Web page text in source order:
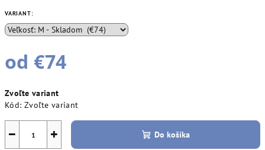
VARIANT:
od €74
cena:
Zvoľte variant
Kód: Zvoľte variant
+
− Do košíka